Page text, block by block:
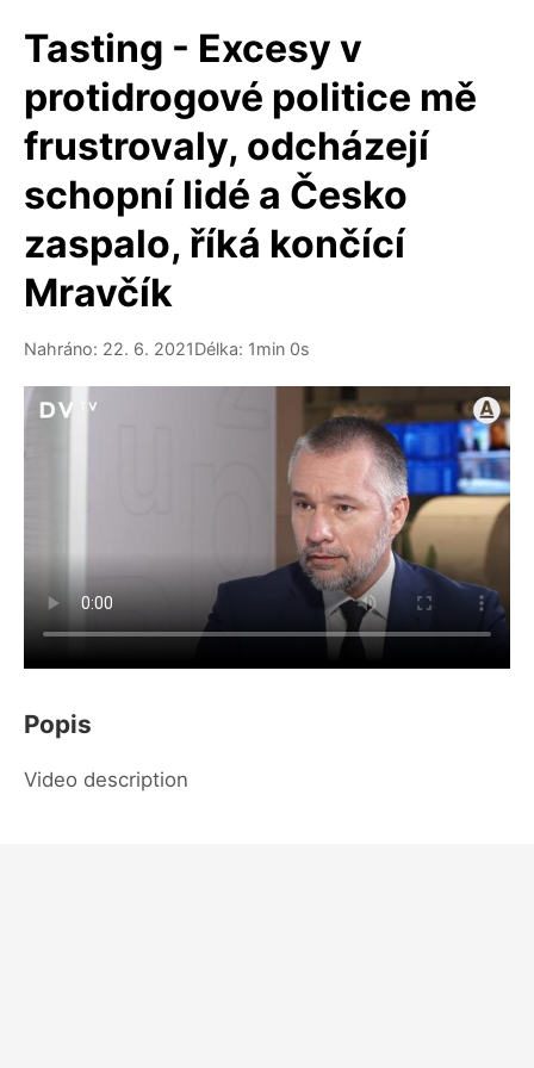
Tasting - Excesy v
protidrogové politice mě
frustrovaly, odcházejí
schopní lidé a Česko
zaspalo, říká končící
Mravčík
Nahráno: 22. 6. 2021Délka: 1min 0s
Popis
Video description